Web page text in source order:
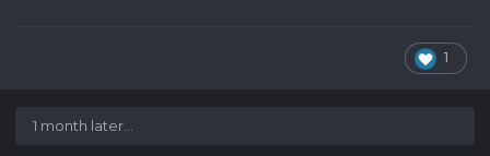
1
1 month later...